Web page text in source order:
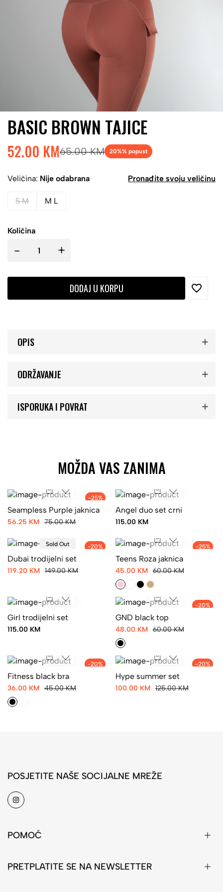
BASIC BROWN TAJICE
52.00 KM65.00 KM 20%% popust
Veličina: Nije odabrana Pronađite svoju veličinu
S M M L
Količina
- +
DODAJ U KORPU
OPIS
ODRŽAVANJE
ISPORUKA I POVRAT
MOŽDA VAS ZANIMA
-25%
Seampless Purple jaknica
56.25 KM 75.00 KM
Angel duo set crni
115.00 KM
-20%
Sold Out
Dubai trodijelni set
119.20 KM 149.00 KM
-25%
Teens Roza jaknica
45.00 KM 60.00 KM
Girl trodijelni set
115.00 KM
-20%
GND black top
48.00 KM 60.00 KM
-20%
Fitness black bra
36.00 KM 45.00 KM
-20%
Hype summer set
100.00 KM 125.00 KM
POSJETITE NAŠE SOCIJALNE MREŽE
POMOĆ
PRETPLATITE SE NA NEWSLETTER